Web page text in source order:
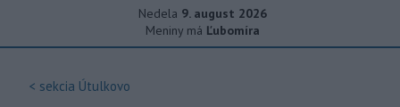
Nedela 9. august 2026
Meniny má Ľubomíra
< sekcia Útulkovo